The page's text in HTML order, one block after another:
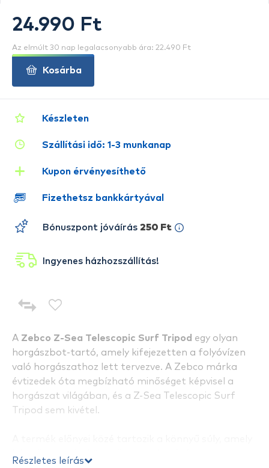
A Zebco Z-Sea Telescopic Surf Tripod egy olyan
horgászbot-tartó, amely kifejezetten a folyóvízen
való horgászathoz lett tervezve. A Zebco márka
évtizedek óta megbízható minőséget képvisel a
horgászat világában, és a Z-Sea Telescopic Surf
Tripod sem kivétel.
Részletes leírás
Készleten
Szállítási idő: 1-3 munkanap
Kupon érvényesíthető
Fizethetsz bankkártyával
Bónuszpont jóváírás 250 Ft
Ingyenes házhozszállítás!
24.990 Ft
Az elmúlt 30 nap legalacsonyabb ára: 22.490 Ft
Kosárba